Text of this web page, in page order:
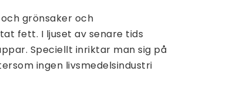
grönsaker och
fett. I ljuset av senare tids
Speciellt inriktar man sig på
ingen livsmedelsindustri